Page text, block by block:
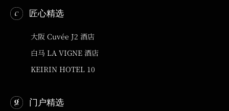
匠心精选
大阪 Cuvée J2 酒店
白马 LA VIGNE 酒店
KEIRIN HOTEL 10
门户精选